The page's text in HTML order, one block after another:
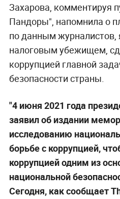
Захарова, комментируя
Пандоры", напомнила о
по данным
налоговым убежищем,
коррупцией главной
безопасности страны.
"4 июня 2021 года
заявил об издании
исследованию
борьбе с коррупцией,
коррупцией одним из
национальной
Сегодня, как сообщает